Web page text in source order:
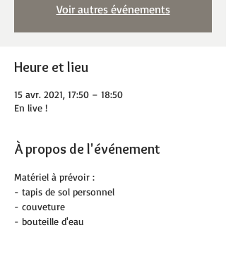
Voir autres événements
Heure et lieu
15 avr. 2021, 17:50 – 18:50
En live !
À propos de l'événement
Matériel à prévoir :
- tapis de sol personnel
- couveture
- bouteille d'eau